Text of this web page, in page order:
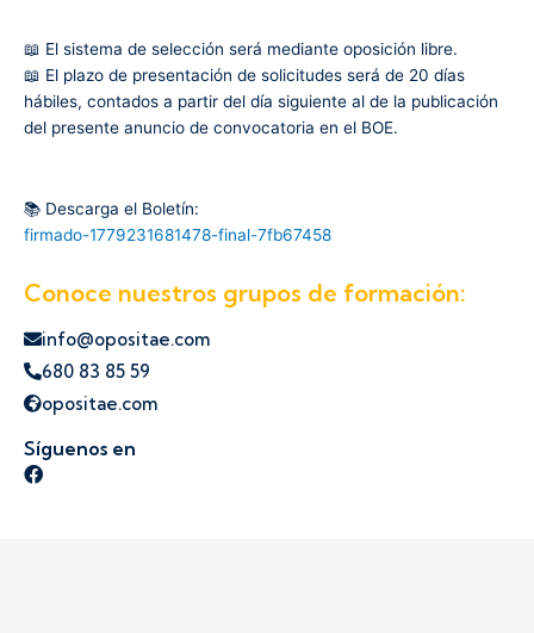
📖 El sistema de selección será mediante oposición libre.
📖 El plazo de presentación de solicitudes será de 20 días
hábiles, contados a partir del día siguiente al de la publicación
del presente anuncio de convocatoria en el BOE.
📚 Descarga el Boletín:
firmado-1779231681478-final-7fb67458
Conoce nuestros grupos de formación:
info@opositae.com
680 83 85 59
opositae.com
Síguenos en
Síguenos en Facebook